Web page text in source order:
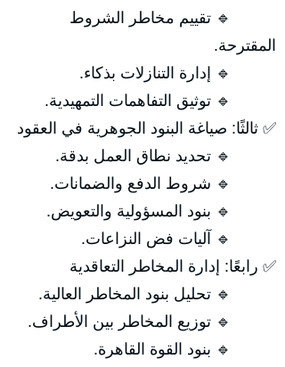
🔹 تقييم مخاطر الشروط
المقترحة.
🔹 إدارة التنازلات بذكاء.
🔹 توثيق التفاهمات التمهيدية.
✅ ثالثًا: صياغة البنود الجوهرية في العقود
🔹 تحديد نطاق العمل بدقة.
🔹 شروط الدفع والضمانات.
🔹 بنود المسؤولية والتعويض.
🔹 آليات فض النزاعات.
✅ رابعًا: إدارة المخاطر التعاقدية
🔹 تحليل بنود المخاطر العالية.
🔹 توزيع المخاطر بين الأطراف.
🔹 بنود القوة القاهرة.